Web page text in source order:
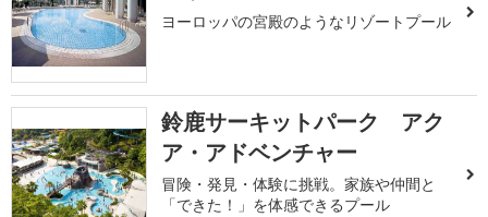
ヨーロッパの宮殿のようなリゾートプール
鈴鹿サーキットパーク アク
ア・アドベンチャー
冒険・発見・体験に挑戦。家族や仲間と
「できた！」を体感できるプール